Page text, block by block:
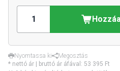
Nyomtassa ki
Megosztás
* nettó ár | bruttó ár áfával: 53 395 Ft